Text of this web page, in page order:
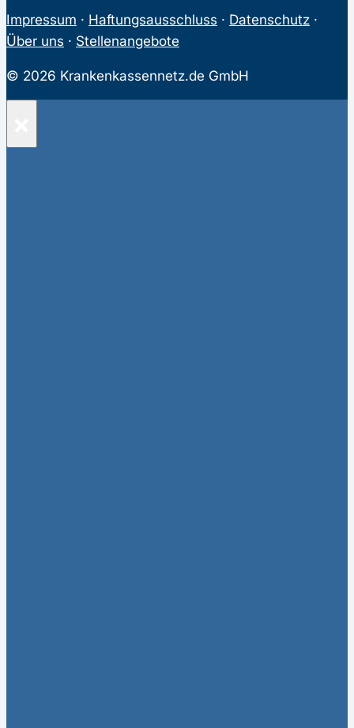
Impressum · Haftungsausschluss · Datenschutz ·
Über uns · Stellenangebote
© 2026 Krankenkassennetz.de GmbH